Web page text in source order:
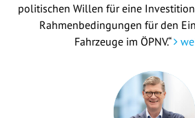
politischen Willen für eine
Rahmenbedingungen für den
Fahrzeuge im ÖPNV.“